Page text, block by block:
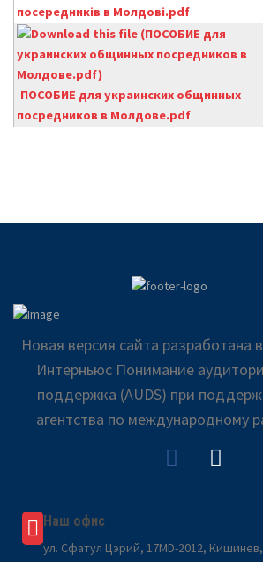
посередників в Молдові.pdf
ПОСОБИЕ для украинских общинных
посредников в Молдове.pdf
Новая версия сайта разработана
Интерньюс Понимание
поддержка (AUDS) при
агентства по международному
Наш офис
ул. Сфатул Цэрий, 17MD-2012,